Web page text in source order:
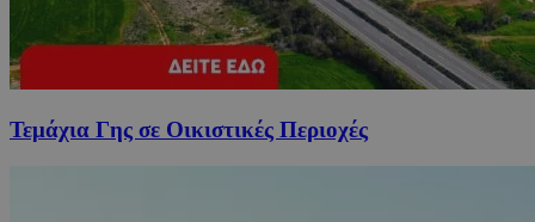
Τεμάχια Γης σε Οικιστικές Περιοχές